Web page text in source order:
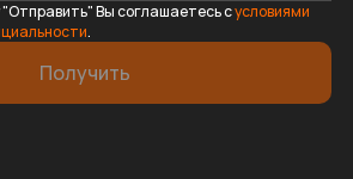
Вы соглашаетесь сусловиями
.
Получить